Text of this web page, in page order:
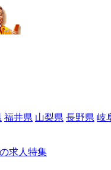
福井県 山梨県 長野県 岐
求人特集